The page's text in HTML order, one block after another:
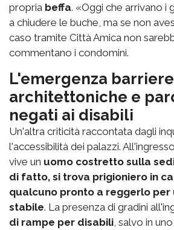
propria beffa. «Oggi che arrivano i
a chiudere le buche, ma se non
caso tramite Città Amica non
commentano i condomini.
L'emergenza barriere
architettoniche e
negati ai disabili
Un'altra criticità raccontata dagli
l'accessibilità dei palazzi.
vive un uomo costretto sulla
di fatto, si trova prigioniero in
qualcuno pronto a reggerlo per
stabile. La presenza di gradini
di rampe per disabili , salvo in